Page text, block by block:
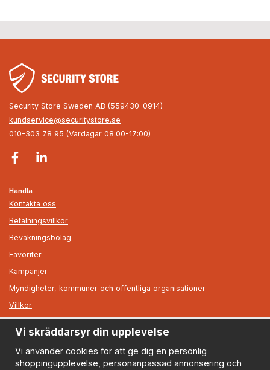
Security Store Sweden AB (559430-0914)
kundservice@securitystore.se
010-303 78 95 (Vardagar 08:00-17:00)
Handla
Kontakta oss
Betalningsvillkor
Bevakningsbolag
Favoriter
Kampanjer
Myndigheter, kommuner och offentliga organisationer
Villkor
Information
Om oss
Nyheter
Vi skräddarsyr din upplevelse
Vi använder cookies för att ge dig en personlig
shoppingupplevelse, personanpassad annonsering och